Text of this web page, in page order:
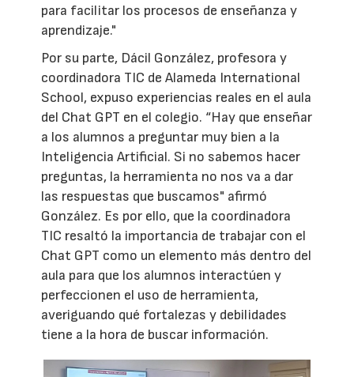
para facilitar los procesos de enseñanza y
aprendizaje."
Por su parte, Dácil González, profesora y
coordinadora TIC de Alameda International
School, expuso experiencias reales en el aula
del Chat GPT en el colegio. “Hay que enseñar
a los alumnos a preguntar muy bien a la
Inteligencia Artificial. Si no sabemos hacer
preguntas, la herramienta no nos va a dar
las respuestas que buscamos" afirmó
González. Es por ello, que la coordinadora
TIC resaltó la importancia de trabajar con el
Chat GPT como un elemento más dentro del
aula para que los alumnos interactúen y
perfeccionen el uso de herramienta,
averiguando qué fortalezas y debilidades
tiene a la hora de buscar información.